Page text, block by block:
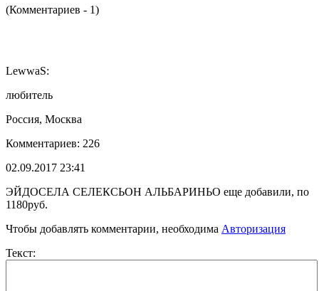
(Комментариев - 1)
LewwaS:
любитель
Россия, Москва
Комментариев: 226
02.09.2017 23:41
ЭЙДОСЕЛА СЕЛЕКСЬОН АЛЬБАРИНЬО еще добавили, по
1180руб.
Чтобы добавлять комментарии, необходима Авторизация
Текст: